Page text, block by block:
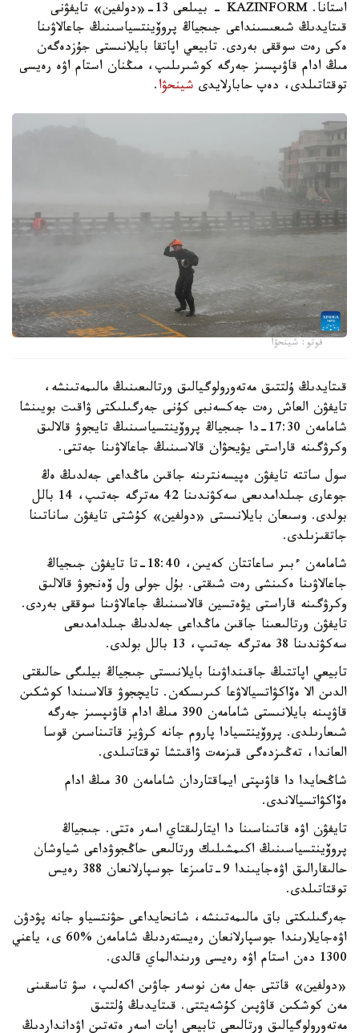
استانا. KAZINFORM - بيىلعى 13-«دولفين» تايفۋنى
قىتايدىڭ شىعىسىنداعى جىجياڭ پروۆينتسياسىنىڭ جاعالاۋىنا
ەكى رەت سوققى بەردى. تابيعي اپاتقا بايلانىستى جۇزدەگەن
مىڭ ادام قاۋىپسىز جەرگە كوشىرىلىپ، مىڭنان استام اۋە رەيسى
توقتاتىلدى، دەپ حابارلايدى شينحۋا.
فوتو: شينحۋا
قىتايدىڭ ۇلتتىق مەتەورولوگيالىق ورتالىعىنىڭ مالىمەتىنشە،
تايفۋن العاش رەت جەكسەنبى كۇنى جەرگىلىكتى ۋاقىت بويىنشا
شامامەن 17:30-دا جىجياڭ پروۆينتسياسىنىڭ تايجوۋ قالالىق
وكرۋگىنە قاراستى يۋيحۋان قالاسىنىڭ جاعالاۋىنا جەتتى.
سول ساتتە تايفۋن ەپيسەنترىنە جاقىن ماڭداعى جەلدىڭ ەڭ
جوعارى جىلدامدىعى سەكۋندىنا 42 مەترگە جەتىپ، 14 بالل
بولدى. وسىعان بايلانىستى «دولفين» كۇشتى تايفۋن ساناتىنا
جاتقىزىلدى.
شامامەن ءبىر ساعاتتان كەيىن، 18:40-تا تايفۋن جىجياڭ
جاعالاۋىنا ەكىنشى رەت شىقتى. بۇل جولى ول ۆەنجوۋ قالالىق
وكرۋگىنە قاراستى يۋەتسين قالاسىنىڭ جاعالاۋىنا سوققى بەردى.
تايفۋن ورتالىعىنا جاقىن ماڭداعى جەلدىڭ جىلدامدىعى
سەكۋندىنا 38 مەترگە جەتىپ، 13 بالل بولدى.
تابيعي اپاتتىڭ جاقىنداۋىنا بايلانىستى جىجياڭ بيلىگى حالىقتى
الدىن الا ەۆاكۋاتسيالاۋعا كىرىسكەن. تايچجوۋ قالاسىندا كوشكىن
قاۋپىنە بايلانىستى شامامەن 390 مىڭ ادام قاۋىپسىز جەرگە
شىعارىلدى. پروۆينتسيادا پاروم جانە كرۋيز قاتىناسىن قوسا
العاندا، تەڭىزدەگى قىزمەت ۋاقىتشا توقتاتىلدى.
شاڭحايدا دا قاۋىپتى ايماقتاردان شامامەن 30 مىڭ ادام
ەۆاكۋاتسيالاندى.
تايفۋن اۋە قاتىناسىنا دا ايتارلىقتاي اسەر ەتتى. جىجياڭ
پروۆينتسياسىنىڭ اكىمشىلىك ورتالىعى حاڭجوۋداعى شياوشان
حالىقارالىق اۋەجايىندا 9-تامىزعا جوسپارلانعان 388 رەيس
توقتاتىلدى.
جەرگىلىكتى باق مالىمەتىنشە، شانحايداعى حۋنتسياو جانە پۋدۋن
اۋەجايلارىندا جوسپارلانعان رەيستەردىڭ شامامەن %60 ى، ياعني
1300 دەن استام اۋە رەيسى ورىندالماي قالدى.
«دولفين» قاتتى جەل مەن نوسەر جاۋىن اكەلىپ، سۋ تاسقىنى
مەن كوشكىن قاۋپىن كۇشەيتتى. قىتايدىڭ ۇلتتىق
مەتەورولوگيالىق ورتالىعى تابيعي اپات اسەر ەتەتىن اۋدانداردىڭ